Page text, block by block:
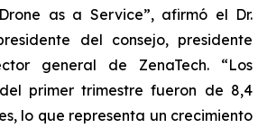
as a Service”, afirmó el Dr.
del consejo, presidente
general de ZenaTech. “Los
primer trimestre fueron de 8,4
lo que representa un crecimiento